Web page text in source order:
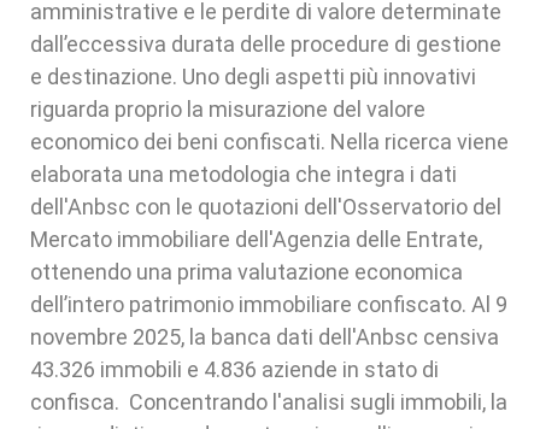
amministrative e le perdite di valore determinate
dall’eccessiva durata delle procedure di gestione
e destinazione. Uno degli aspetti più innovativi
riguarda proprio la misurazione del valore
economico dei beni confiscati. Nella ricerca viene
elaborata una metodologia che integra i dati
dell'Anbsc con le quotazioni dell'Osservatorio del
Mercato immobiliare dell'Agenzia delle Entrate,
ottenendo una prima valutazione economica
dell’intero patrimonio immobiliare confiscato. Al 9
novembre 2025, la banca dati dell'Anbsc censiva
43.326 immobili e 4.836 aziende in stato di
confisca. Concentrando l'analisi sugli immobili, la